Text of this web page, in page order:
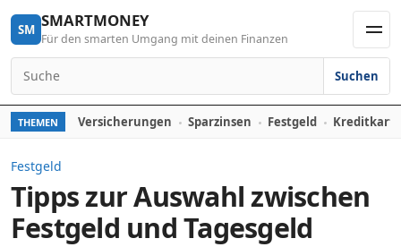
Skip to content
SM SMARTMONEY
Für den smarten Umgang mit deinen Finanzen
Search for:
Suchen
THEMEN Versicherungen Sparzinsen Festgeld
Festgeld
Tipps zur Auswahl zwischen
Festgeld und Tagesgeld